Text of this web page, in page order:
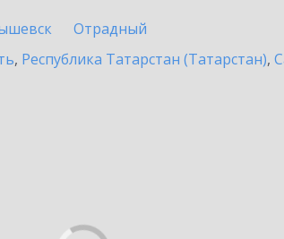
Отрадный
, Республика Татарстан (Татарстан),